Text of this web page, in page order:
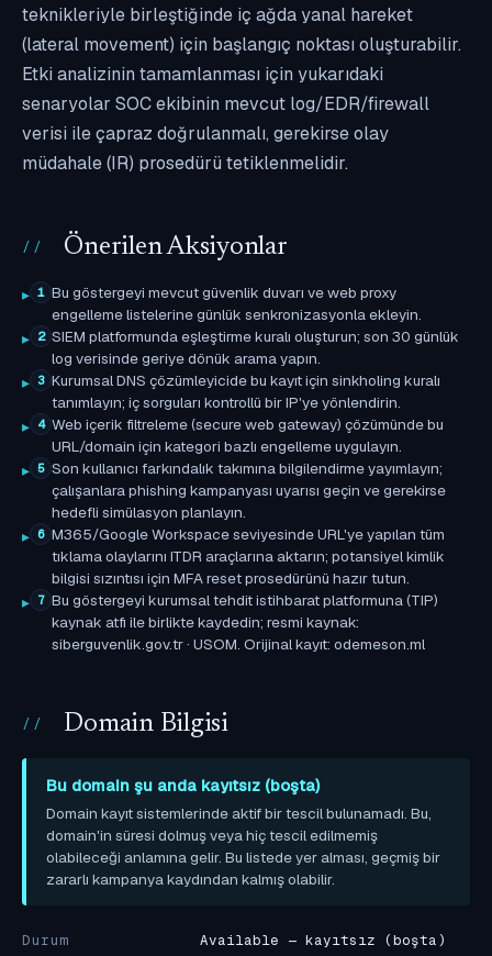
teknikleriyle birleştiğinde iç ağda yanal hareket
(lateral movement) için başlangıç noktası oluşturabilir.
Etki analizinin tamamlanması için yukarıdaki
senaryolar SOC ekibinin mevcut log/EDR/firewall
verisi ile çapraz doğrulanmalı, gerekirse olay
müdahale (IR) prosedürü tetiklenmelidir.
Önerilen Aksiyonlar
1 Bu göstergeyi mevcut güvenlik duvarı ve web proxy
engelleme listelerine günlük senkronizasyonla ekleyin.
2 SIEM platformunda eşleştirme kuralı oluşturun; son 30 günlük
log verisinde geriye dönük arama yapın.
3 Kurumsal DNS çözümleyicide bu kayıt için sinkholing kuralı
tanımlayın; iç sorguları kontrollü bir IP'ye yönlendirin.
4 Web içerik filtreleme (secure web gateway) çözümünde bu
URL/domain için kategori bazlı engelleme uygulayın.
5 Son kullanıcı farkındalık takımına bilgilendirme yayımlayın;
çalışanlara phishing kampanyası uyarısı geçin ve gerekirse
hedefli simülasyon planlayın.
6 M365/Google Workspace seviyesinde URL'ye yapılan tüm
tıklama olaylarını ITDR araçlarına aktarın; potansiyel kimlik
bilgisi sızıntısı için MFA reset prosedürünü hazır tutun.
7 Bu göstergeyi kurumsal tehdit istihbarat platformuna (TIP)
kaynak atfı ile birlikte kaydedin; resmi kaynak:
siberguvenlik.gov.tr · USOM. Orijinal kayıt: odemeson.ml
Domain Bilgisi
Bu domain şu anda kayıtsız (boşta)
Domain kayıt sistemlerinde aktif bir tescil bulunamadı. Bu,
domain'in süresi dolmuş veya hiç tescil edilmemiş
olabileceği anlamına gelir. Bu listede yer alması, geçmiş bir
zararlı kampanya kaydından kalmış olabilir.
Durum
Available — kayıtsız (boşta)